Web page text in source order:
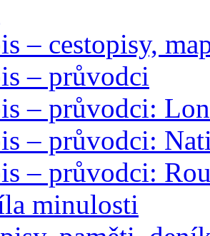
– cestopisy,
– průvodci
– průvodci:
– průvodci:
– průvodci:
minulosti